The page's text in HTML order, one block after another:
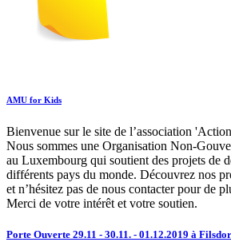
AMU for Kids
Bienvenue sur le site de l’association
Nous sommes une Organisation Non-
au Luxembourg qui soutient des projets de
différents pays du monde. Découvrez nos
et n’hésitez pas de nous contacter pour de
Merci de votre intérêt et votre soutien.
Porte Ouverte 29.11 - 30.11. - 01.12.2019 à